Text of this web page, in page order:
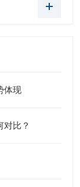
体现
对比？